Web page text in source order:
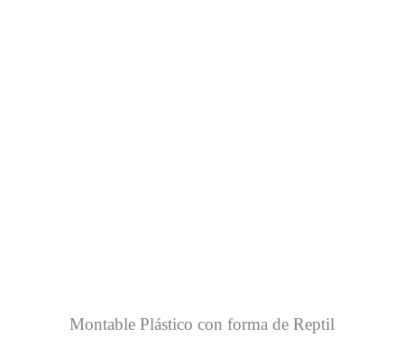
Montable Plástico con forma de Reptil